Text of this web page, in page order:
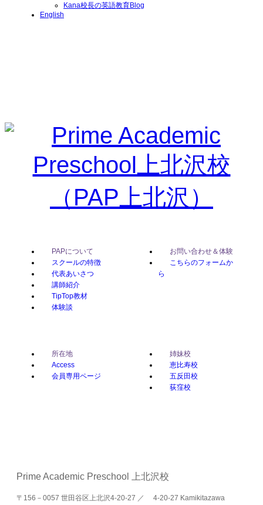
Kana校長の英語教育Blog
English
PAPについて
スクールの特徴
代表あいさつ
講師紹介
TipTop教材
体験談
お問い合わせ＆体験
こちらのフォームか
ら
所在地
Access
会員専用ページ
姉妹校
恵比寿校
五反田校
荻窪校
Prime Academic Preschool 上北沢校
〒156－0057 世田谷区上北沢4-20-27 ／ 4-20-27 Kamikitazawa